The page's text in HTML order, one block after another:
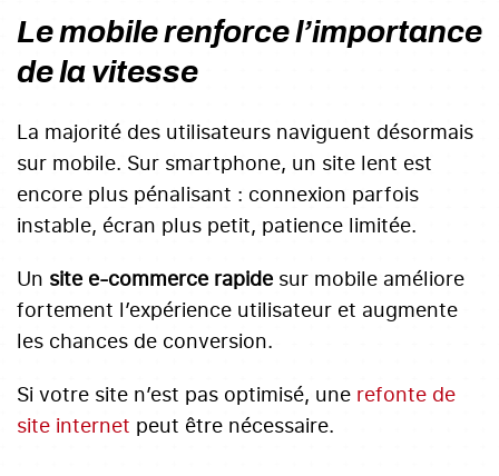
Le mobile renforce l’importance
de la vitesse
La majorité des utilisateurs naviguent désormais
sur mobile. Sur smartphone, un site lent est
encore plus pénalisant : connexion parfois
instable, écran plus petit, patience limitée.
Un site e-commerce rapide sur mobile améliore
fortement l’expérience utilisateur et augmente
les chances de conversion.
Si votre site n’est pas optimisé, une refonte de
site internet peut être nécessaire.